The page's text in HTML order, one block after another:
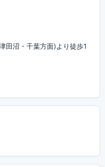
田沼・千葉方面)より徒歩1